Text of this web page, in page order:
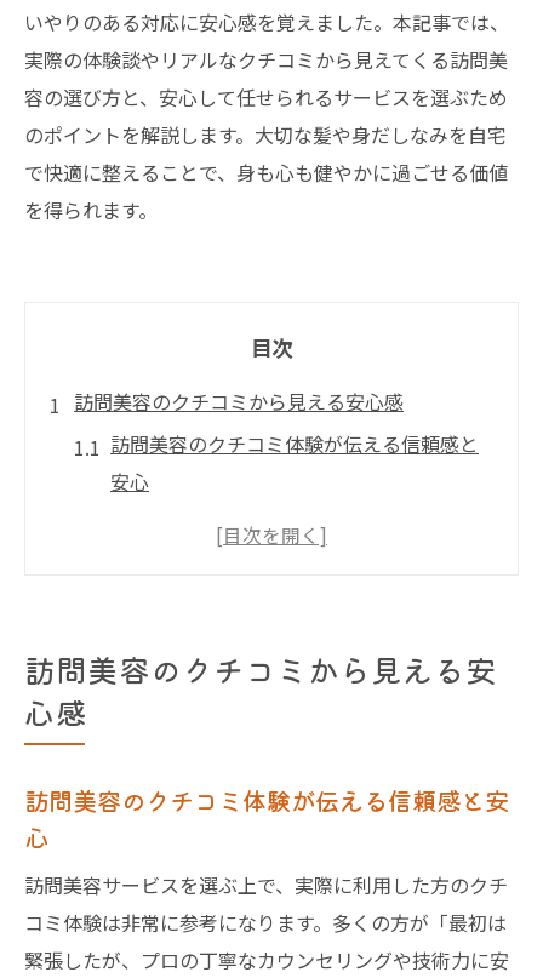
いやりのある対応に安心感を覚えました。本記事では、
実際の体験談やリアルなクチコミから見えてくる訪問美
容の選び方と、安心して任せられるサービスを選ぶため
のポイントを解説します。大切な髪や身だしなみを自宅
で快適に整えることで、身も心も健やかに過ごせる価値
を得られます。
目次
訪問美容のクチコミから見える安心感
訪問美容のクチコミ体験が伝える信頼感と
安心
訪問美容でよくある不安と安心の理由を解
訪問美容サービス選びで重視したい安心要
は
訪問美容の魅力を実体験から詳しくレビュ
ー
訪問美容で感じたプロの技術力と安心対応
訪問美容のクチコミから見える安
心感
訪問美容のクチコミ体験が伝える信頼感と安
心
訪問美容サービスを選ぶ上で、実際に利用した方のクチ
コミ体験は非常に参考になります。多くの方が「最初は
緊張したが、プロの丁寧なカウンセリングや技術力に安